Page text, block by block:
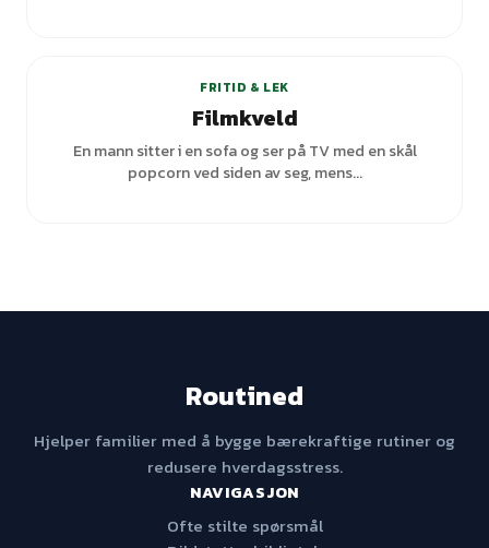
FRITID & LEK
Filmkveld
En mann sitter i en sofa og ser på TV med en skål
popcorn ved siden av seg, mens...
Routined
Hjelper familier med å bygge bærekraftige rutiner og
redusere hverdagsstress.
NAVIGASJON
Ofte stilte spørsmål